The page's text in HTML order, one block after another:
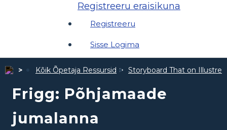
Registreeru eraisikuna
Registreeru
Sisse Logima
Kõik Õpetaja Ressursid Storyboard That on
Frigg: Põhjamaade
jumalanna